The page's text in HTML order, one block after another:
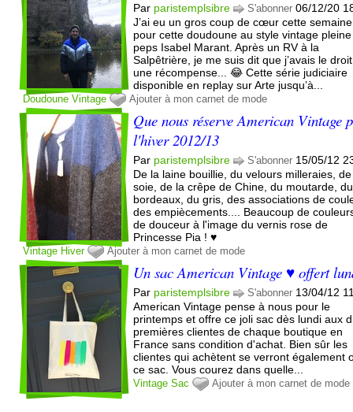
Par paristemplsibre S'abonner 06/12/20
J’ai eu un gros coup de cœur cette semaine
pour cette doudoune au style vintage
peps Isabel Marant. Après un RV à la
Salpêtrière, je me suis dit que j’avais le
une récompense... 😂 Cette série judiciaire
disponible en replay sur Arte jusqu’à...
Doudoune Vintage Ajouter à mon carnet de mode
Que nous réserve American Vintage
l'hiver 2012/13
Par paristemplsibre S'abonner 15/05/12
De la laine bouillie, du velours milleraies,
soie, de la crêpe de Chine, du moutarde, du
bordeaux, du gris, des associations de
des empiècements.... Beaucoup de
de douceur à l'image du vernis rose de
Princesse Pia ! ♥
Vintage Hiver Ajouter à mon carnet de mode
Un sac American Vintage ♥ offert
Par paristemplsibre S'abonner 13/04/12
American Vintage pense à nous pour le
printemps et offre ce joli sac dès lundi aux
premières clientes de chaque boutique en
France sans condition d'achat. Bien sûr les
clientes qui achètent se verront également
ce sac. Vous courez dans quelle...
Vintage Sac Ajouter à mon carnet de mode